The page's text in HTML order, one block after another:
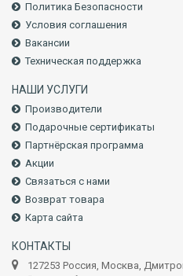
Политика Безопасности
Условия соглашения
Вакансии
Техническая поддержка
НАШИ УСЛУГИ
Производители
Подарочные сертификаты
Партнёрская программа
Акции
Связаться с нами
Возврат товара
Карта сайта
КОНТАКТЫ
127253 Россия, Москва,